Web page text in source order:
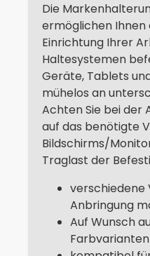
Die
ermöglichen Ihnen
Einrichtung Ihrer
Haltesystemen
Geräte, Tablets
mühelos an
Achten Sie bei der
auf das benötigte
Bildschirms/
Traglast der
verschiedene
Anbringung
Auf Wunsch